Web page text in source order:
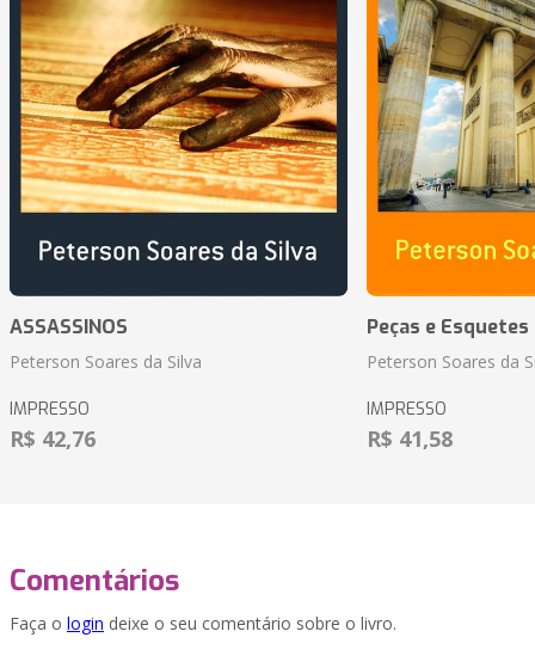
ASSASSINOS
Peterson Soares da Silva
IMPRESSO
R$ 42,76
Peças e
Peterson Soares da
IMPRESSO
R$ 41,58
Comentários
Faça o login deixe o seu comentário sobre o livro.